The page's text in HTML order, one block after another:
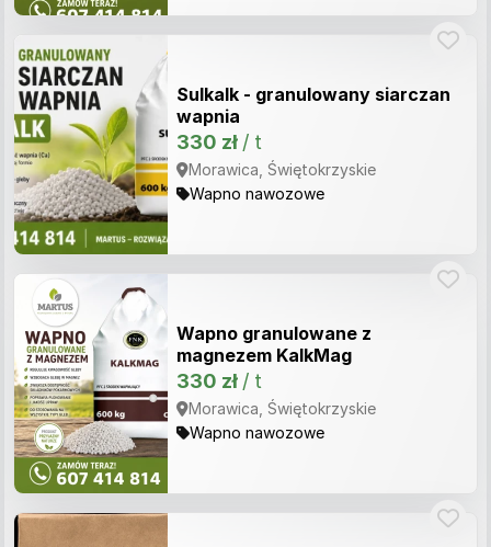
Sulkalk - granulowany siarczan
wapnia
330 zł / t
Morawica, Świętokrzyskie
Wapno nawozowe
Wapno granulowane z
magnezem KalkMag
330 zł / t
Morawica, Świętokrzyskie
Wapno nawozowe